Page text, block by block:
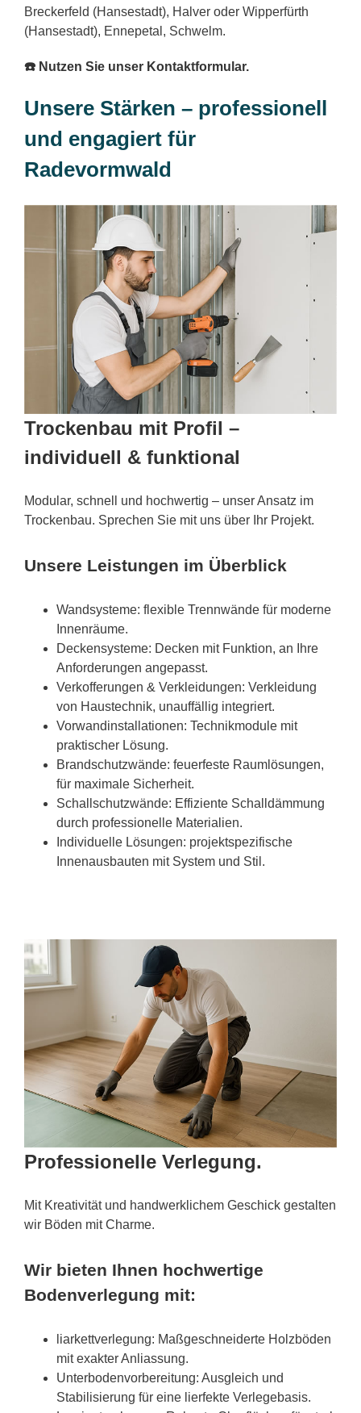
Breckerfeld (Hansestadt), Halver oder Wipperfürth
(Hansestadt), Ennepetal, Schwelm.
☎️ Nutzen Sie unser Kontaktformular.
Unsere Stärken – professionell
und engagiert für
Radevormwald
Trockenbau mit Profil –
individuell & funktional
Modular, schnell und hochwertig – unser Ansatz im
Trockenbau. Sprechen Sie mit uns über Ihr Projekt.
Unsere Leistungen im Überblick
Wandsysteme: flexible Trennwände für moderne
Innenräume.
Deckensysteme: Decken mit Funktion, an Ihre
Anforderungen angepasst.
Verkofferungen & Verkleidungen: Verkleidung
von Haustechnik, unauffällig integriert.
Vorwandinstallationen: Technikmodule mit
praktischer Lösung.
Brandschutzwände: feuerfeste Raumlösungen,
für maximale Sicherheit.
Schallschutzwände: Effiziente Schalldämmung
durch professionelle Materialien.
Individuelle Lösungen: projektspezifische
Innenausbauten mit System und Stil.
Professionelle Verlegung.
Mit Kreativität und handwerklichem Geschick gestalten
wir Böden mit Charme.
Wir bieten Ihnen hochwertige
Bodenverlegung mit:
liarkettverlegung: Maßgeschneiderte Holzböden
mit exakter Anliassung.
Unterbodenvorbereitung: Ausgleich und
Stabilisierung für eine lierfekte Verlegebasis.